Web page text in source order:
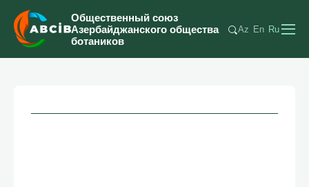
Общественный союз
Азербайджанского общества
ботаников
Az En Ru